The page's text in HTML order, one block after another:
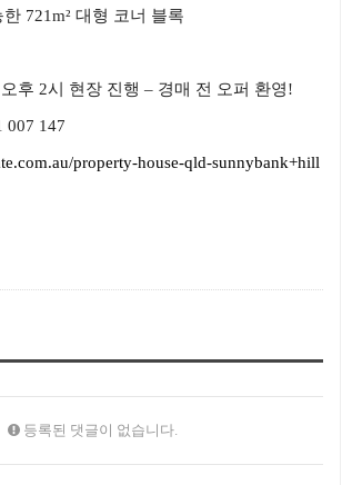
721m² 대형 코너 블록
후 2시 현장 진행 – 경매 전 오퍼 환영!
007 147
property-house-qld-sunnybank+hill
등록된 댓글이 없습니다.